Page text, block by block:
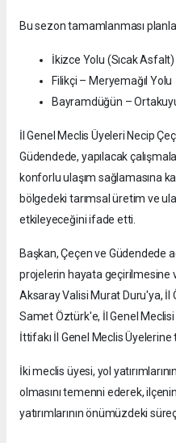
Bu sezon tamamlanması
İkizce Yolu (Sıcak Asfalt)
Filikçi – Meryemağıl Yolu
Bayramdüğün –
İl Genel Meclis Üyeleri Necip
Güdendede, yapılacak
konforlu ulaşım sağlamasına
bölgedeki tarımsal üretim ve
etkileyeceğini ifade etti.
Başkan, Çeçen ve Güdendede
projelerin hayata geçirilmesine
Aksaray Valisi Murat Duru'ya, İl
Samet Öztürk'e, İl Genel
İttifakı İl Genel Meclis Üyelerine
İki meclis üyesi, yol
olmasını temenni ederek,
yatırımlarının önümüzdeki